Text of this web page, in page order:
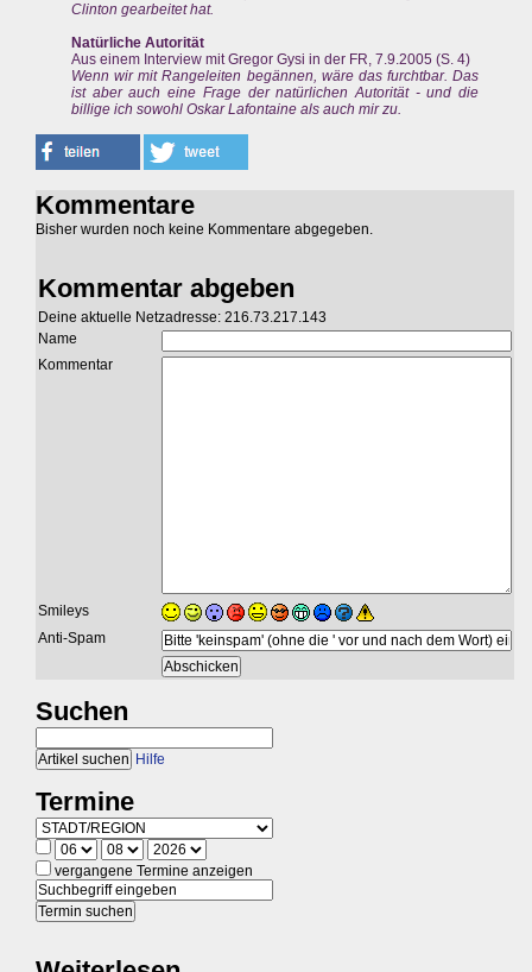
Clinton gearbeitet hat.
Natürliche Autorität
Aus einem Interview mit Gregor Gysi in der FR, 7.9.2005 (S. 4)
Wenn wir mit Rangeleiten begännen, wäre das furchtbar. Das
ist aber auch eine Frage der natürlichen Autorität - und die
billige ich sowohl Oskar Lafontaine als auch mir zu.
Kommentare
Bisher wurden noch keine Kommentare abgegeben.
Kommentar abgeben
Deine aktuelle Netzadresse: 216.73.217.143
Name
Kommentar
Smileys
Anti-Spam
Suchen
Hilfe
Termine
vergangene Termine anzeigen